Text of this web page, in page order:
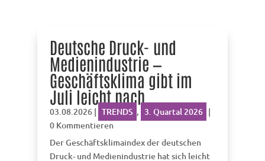
Deutsche Druck- und
Medienindustrie —
Geschäftsklima gibt im
Juli leicht nach
03.08.2026| TRENDS , 3. Quartal 2026 |
0 Kommentieren
Der Geschäftsklimaindex der deutschen
Druck- und Medienindustrie hat sich leicht